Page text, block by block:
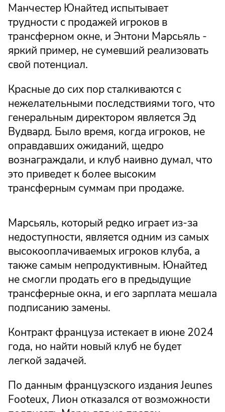
Манчестер Юнайтед испытывает
трудности с продажей игроков в
трансферном окне, и Энтони Марсьяль -
яркий пример, не сумевший реализовать
свой потенциал.
Красные до сих пор сталкиваются с
нежелательными последствиями того, что
генеральным директором является Эд
Вудвард. Было время, когда игроков, не
оправдавших ожиданий, щедро
вознаграждали, и клуб наивно думал, что
это приведет к более высоким
трансферным суммам при продаже.
Марсьяль, который редко играет из-за
недоступности, является одним из самых
высокооплачиваемых игроков клуба, а
также самым непродуктивным. Юнайтед
не смогли продать его в предыдущие
трансферные окна, и его зарплата мешала
подписанию замены.
Контракт француза истекает в июне 2024
года, но найти новый клуб не будет
легкой задачей.
По данным французского издания Jeunes
Footeux, Лион отказался от возможности